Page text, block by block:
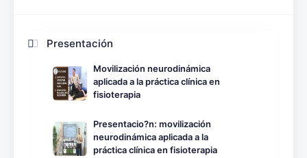
Presentación
Movilización neurodinámica
aplicada a la práctica clínica en
fisioterapia
Presentacio?n: movilización
neurodinámica aplicada a la
práctica clínica en fisioterapia